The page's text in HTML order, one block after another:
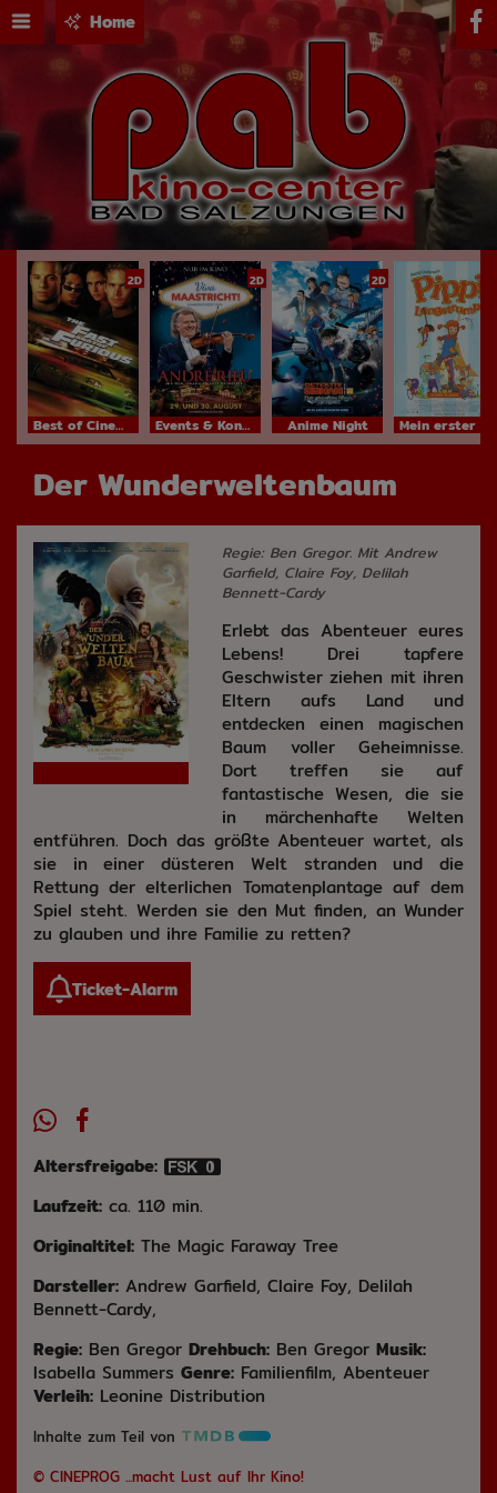
Home
2D
Best of Cinema
2D
Events & Konzerte
2D
Anime Night
Der Wunderweltenbaum
Regie: Ben Gregor. Mit Andrew
Garfield, Claire Foy, Delilah
Bennett-Cardy
Erlebt das Abenteuer eures
Lebens! Drei tapfere
Geschwister ziehen mit ihren
Eltern aufs Land und
entdecken einen magischen
Baum voller Geheimnisse.
Dort treffen sie auf
fantastische Wesen, die sie
in märchenhafte Welten
entführen. Doch das größte Abenteuer wartet, als
sie in einer düsteren Welt stranden und die
Rettung der elterlichen Tomatenplantage auf dem
Spiel steht. Werden sie den Mut finden, an Wunder
zu glauben und ihre Familie zu retten?
Ticket-Alarm
Altersfreigabe:
Laufzeit: ca. 110 min.
Originaltitel: The Magic Faraway Tree
Darsteller: Andrew Garfield, Claire Foy, Delilah
Bennett-Cardy,
Regie: Ben Gregor Drehbuch: Ben Gregor Musik:
Isabella Summers Genre: Familienfilm, Abenteuer
Verleih: Leonine Distribution
Inhalte zum Teil von
© CINEPROG ...macht Lust auf Ihr Kino!